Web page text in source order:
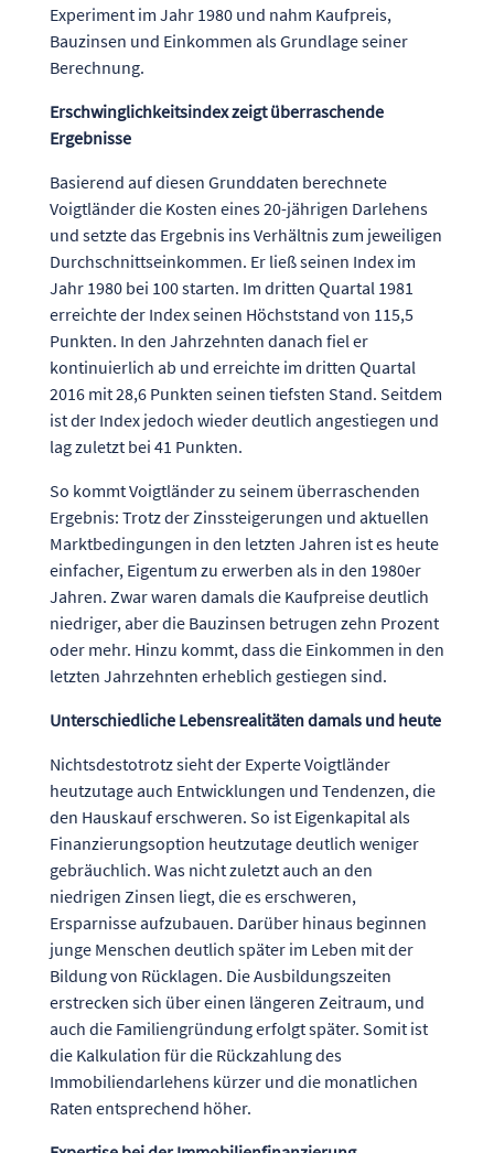
Experiment im Jahr 1980 und nahm Kaufpreis,
Bauzinsen und Einkommen als Grundlage seiner
Berechnung.
Erschwinglichkeitsindex zeigt überraschende
Ergebnisse
Basierend auf diesen Grunddaten berechnete
Voigtländer die Kosten eines 20-jährigen Darlehens
und setzte das Ergebnis ins Verhältnis zum jeweiligen
Durchschnittseinkommen. Er ließ seinen Index im
Jahr 1980 bei 100 starten. Im dritten Quartal 1981
erreichte der Index seinen Höchststand von 115,5
Punkten. In den Jahrzehnten danach fiel er
kontinuierlich ab und erreichte im dritten Quartal
2016 mit 28,6 Punkten seinen tiefsten Stand. Seitdem
ist der Index jedoch wieder deutlich angestiegen und
lag zuletzt bei 41 Punkten.
So kommt Voigtländer zu seinem überraschenden
Ergebnis: Trotz der Zinssteigerungen und aktuellen
Marktbedingungen in den letzten Jahren ist es heute
einfacher, Eigentum zu erwerben als in den 1980er
Jahren. Zwar waren damals die Kaufpreise deutlich
niedriger, aber die Bauzinsen betrugen zehn Prozent
oder mehr. Hinzu kommt, dass die Einkommen in den
letzten Jahrzehnten erheblich gestiegen sind.
Unterschiedliche Lebensrealitäten damals und heute
Nichtsdestotrotz sieht der Experte Voigtländer
heutzutage auch Entwicklungen und Tendenzen, die
den Hauskauf erschweren. So ist Eigenkapital als
Finanzierungsoption heutzutage deutlich weniger
gebräuchlich. Was nicht zuletzt auch an den
niedrigen Zinsen liegt, die es erschweren,
Ersparnisse aufzubauen. Darüber hinaus beginnen
junge Menschen deutlich später im Leben mit der
Bildung von Rücklagen. Die Ausbildungszeiten
erstrecken sich über einen längeren Zeitraum, und
auch die Familiengründung erfolgt später. Somit ist
die Kalkulation für die Rückzahlung des
Immobiliendarlehens kürzer und die monatlichen
Raten entsprechend höher.